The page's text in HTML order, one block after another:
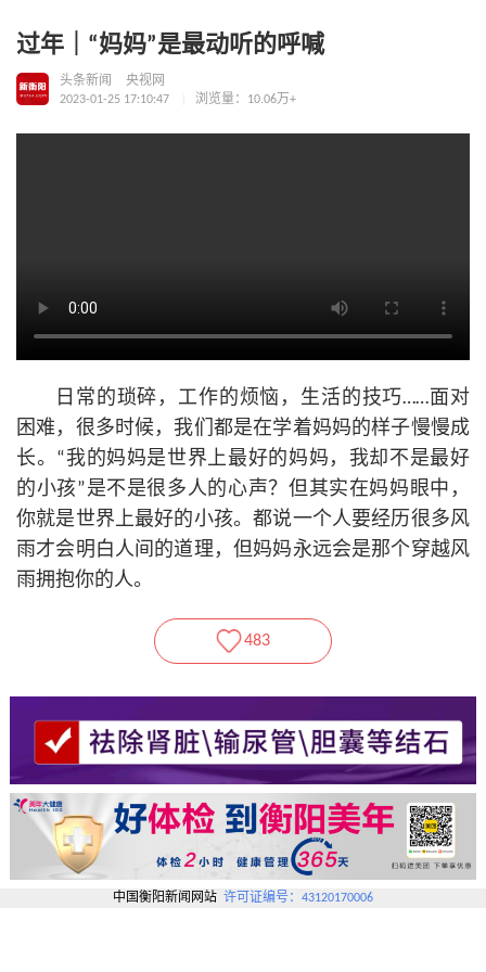
过年｜“妈妈”是最动听的呼喊
头条新闻
央视网
2023-01-25 17:10:47
浏览量：10.06万+
日常的琐碎，工作的烦恼，生活的技巧……面对
困难，很多时候，我们都是在学着妈妈的样子慢慢成
长。“我的妈妈是世界上最好的妈妈，我却不是最好
的小孩”是不是很多人的心声？但其实在妈妈眼中，
你就是世界上最好的小孩。都说一个人要经历很多风
雨才会明白人间的道理，但妈妈永远会是那个穿越风
雨拥抱你的人。
483
中国衡阳新闻网站 许可证编号：43120170006